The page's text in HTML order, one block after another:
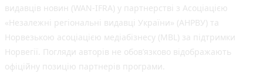
видавців новин (WAN-IFRA) у партнерстві з Асоціацією
«Незалежні регіональні видавці України» (АНРВУ) та
Норвезькою асоціацією медіабізнесу (MBL) за підтримки
Норвегії. Погляди авторів не обов’язково відображають
офіційну позицію партнерів програми.